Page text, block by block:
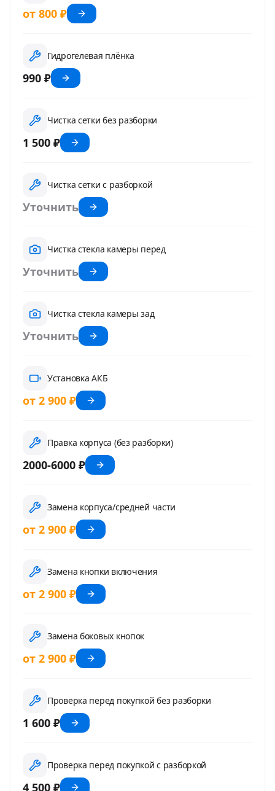
от 800 ₽
Гидрогелевая плёнка
990 ₽
Чистка сетки без разборки
1 500 ₽
Чистка сетки с разборкой
Уточнить
Чистка стекла камеры перед
Уточнить
Чистка стекла камеры зад
Уточнить
Установка АКБ
от 2 900 ₽
Правка корпуса (без разборки)
2000-6000 ₽
Замена корпуса/средней части
от 2 900 ₽
Замена кнопки включения
от 2 900 ₽
Замена боковых кнопок
от 2 900 ₽
Проверка перед покупкой без разборки
1 600 ₽
Проверка перед покупкой с разборкой
4 500 ₽